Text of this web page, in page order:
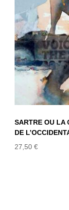
SARTRE OU LA
DE
27,50 €